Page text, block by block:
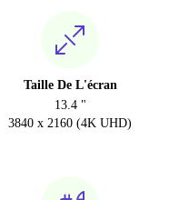
Taille De L'écran
13.4 "
3840 x 2160 (4K UHD)